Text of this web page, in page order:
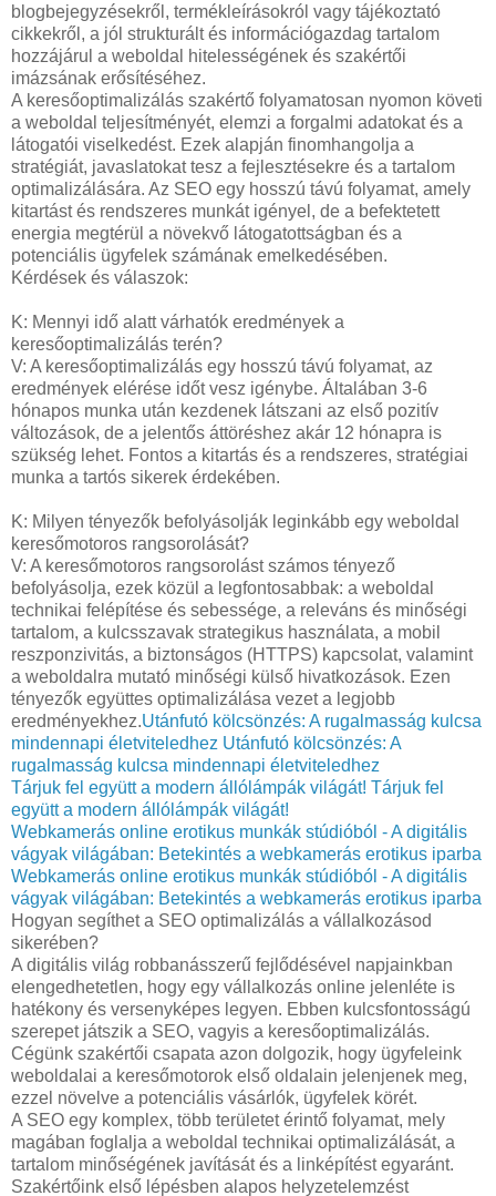
blogbejegyzésekről, termékleírásokról vagy tájékoztató
cikkekről, a jól strukturált és információgazdag tartalom
hozzájárul a weboldal hitelességének és szakértői
imázsának erősítéséhez.
A keresőoptimalizálás szakértő folyamatosan nyomon követi
a weboldal teljesítményét, elemzi a forgalmi adatokat és a
látogatói viselkedést. Ezek alapján finomhangolja a
stratégiát, javaslatokat tesz a fejlesztésekre és a tartalom
optimalizálására. Az SEO egy hosszú távú folyamat, amely
kitartást és rendszeres munkát igényel, de a befektetett
energia megtérül a növekvő látogatottságban és a
potenciális ügyfelek számának emelkedésében.
Kérdések és válaszok:
K: Mennyi idő alatt várhatók eredmények a
keresőoptimalizálás terén?
V: A keresőoptimalizálás egy hosszú távú folyamat, az
eredmények elérése időt vesz igénybe. Általában 3-6
hónapos munka után kezdenek látszani az első pozitív
változások, de a jelentős áttöréshez akár 12 hónapra is
szükség lehet. Fontos a kitartás és a rendszeres, stratégiai
munka a tartós sikerek érdekében.
K: Milyen tényezők befolyásolják leginkább egy weboldal
keresőmotoros rangsorolását?
V: A keresőmotoros rangsorolást számos tényező
befolyásolja, ezek közül a legfontosabbak: a weboldal
technikai felépítése és sebessége, a releváns és minőségi
tartalom, a kulcsszavak strategikus használata, a mobil
reszponzivitás, a biztonságos (HTTPS) kapcsolat, valamint
a weboldalra mutató minőségi külső hivatkozások. Ezen
tényezők együttes optimalizálása vezet a legjobb
eredményekhez.Utánfutó kölcsönzés: A rugalmasság kulcsa
mindennapi életviteledhez Utánfutó kölcsönzés: A
rugalmasság kulcsa mindennapi életviteledhez
Tárjuk fel együtt a modern állólámpák világát! Tárjuk fel
együtt a modern állólámpák világát!
Webkamerás online erotikus munkák stúdióból - A digitális
vágyak világában: Betekintés a webkamerás erotikus iparba
Webkamerás online erotikus munkák stúdióból - A digitális
vágyak világában: Betekintés a webkamerás erotikus iparba
Hogyan segíthet a SEO optimalizálás a vállalkozásod
sikerében?
A digitális világ robbanásszerű fejlődésével napjainkban
elengedhetetlen, hogy egy vállalkozás online jelenléte is
hatékony és versenyképes legyen. Ebben kulcsfontosságú
szerepet játszik a SEO, vagyis a keresőoptimalizálás.
Cégünk szakértői csapata azon dolgozik, hogy ügyfeleink
weboldalai a keresőmotorok első oldalain jelenjenek meg,
ezzel növelve a potenciális vásárlók, ügyfelek körét.
A SEO egy komplex, több területet érintő folyamat, mely
magában foglalja a weboldal technikai optimalizálását, a
tartalom minőségének javítását és a linképítést egyaránt.
Szakértőink első lépésben alapos helyzetelemzést